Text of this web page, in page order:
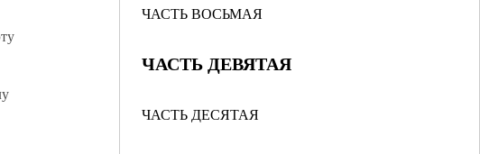
ЧАСТЬ ВОСЬМАЯ
ЧАСТЬ ДЕВЯТАЯ
ЧАСТЬ ДЕСЯТАЯ